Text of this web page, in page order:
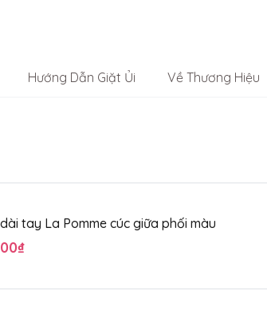
Hướng Dẫn Giặt Ủi Về Thương Hiệu
tay La Pomme cúc giữa phối màu